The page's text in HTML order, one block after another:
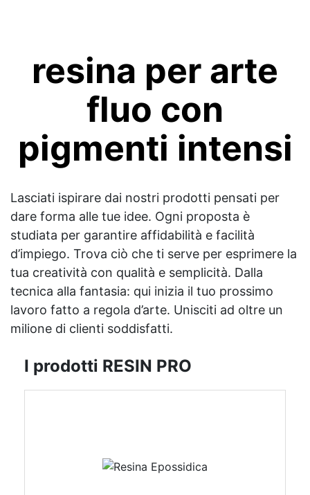
resina per arte
fluo con
pigmenti intensi
Lasciati ispirare dai nostri prodotti pensati per
dare forma alle tue idee. Ogni proposta è
studiata per garantire affidabilità e facilità
d’impiego. Trova ciò che ti serve per esprimere la
tua creatività con qualità e semplicità. Dalla
tecnica alla fantasia: qui inizia il tuo prossimo
lavoro fatto a regola d’arte. Unisciti ad oltre un
milione di clienti soddisfatti.
I prodotti RESIN PRO